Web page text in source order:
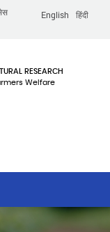
English हिंदी
RESEARCH
Welfare